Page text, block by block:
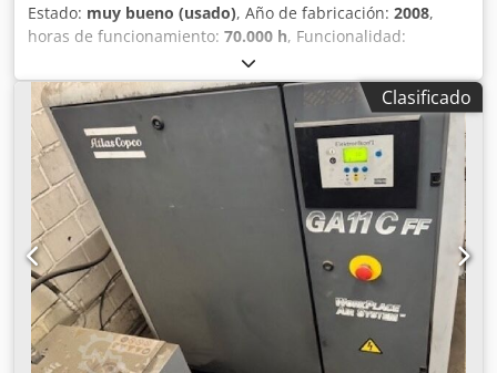
Estado: muy bueno (usado), Año de fabricación: 2008,
horas de funcionamiento: 70.000 h, Funcionalidad:
, número de máquina/vehículo:
API161729, longitud total:976 mm, ancho total:595 mm,
altura total:1.212 mm
, capacidad del depósito de
combustible:500 l , presión de funcionamiento:10 bar
presión (mín.):13 bar , nivel de ruido: 67 dB, tipo de
refrigeración:
documentación /
manual, secador frigorífico
, A la venta compresor de
tornillo ATLAS COPCO GA 11 VSD FF - Tipo: GA 11 VSD FF -
Año: 2008 - Nº de serie: API161729 - Potencia: 11 kW Se
vende compresor de tornillo en buen estado, con filtro de
aire y calderín de expansión de 500 litros. Rango de
trabajo entre 3 y 13 bar. El equipo está completamente
operativo. La máquina está conectada a la red y lista para
ser probada. Cjdsy Ud Ibjpfx Ahuorf
Clasificado